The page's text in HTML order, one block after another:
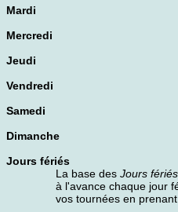
Mardi
Mercredi
Jeudi
Vendredi
Samedi
Dimanche
Jours fériés
La base des Jours fériés,
à l'avance chaque jour
vos tournées en